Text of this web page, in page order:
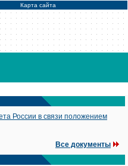
Карта сайта
России в связи положением
Все документы